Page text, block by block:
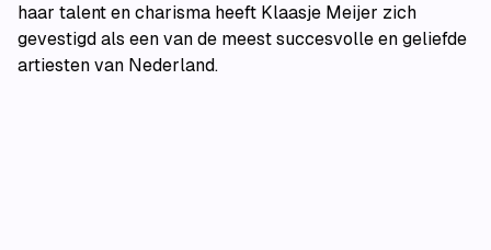
haar talent en charisma heeft Klaasje Meijer zich
gevestigd als een van de meest succesvolle en geliefde
artiesten van Nederland.